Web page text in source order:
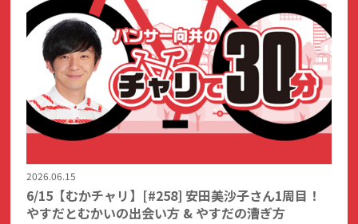
2026.06.15
6/15【むかチャリ】[#258] 安田美沙子さん1周目！
やすだとむかいの出会い方 & やすだの漕ぎ方